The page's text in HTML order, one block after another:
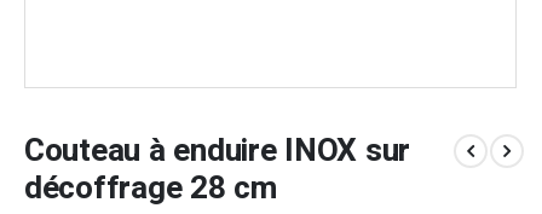
Couteau à enduire INOX sur
décoffrage 28 cm